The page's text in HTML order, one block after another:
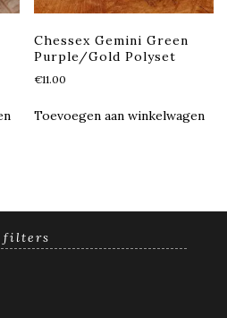
Chessex Gemini Green
Purple/Gold Polyset
€11.00
Toevoegen aan winkelwagen
filters